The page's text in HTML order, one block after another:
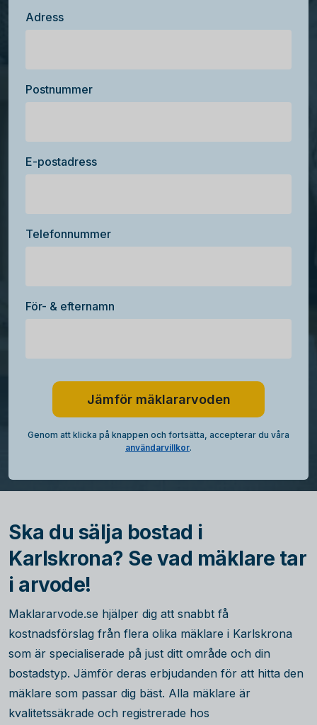
Adress
Postnummer
E-postadress
Telefonnummer
För- & efternamn
Jämför mäklararvoden
Genom att klicka på knappen och fortsätta, accepterar du våra
användarvillkor.
Ska du sälja bostad i
Karlskrona? Se vad mäklare tar
i arvode!
Maklararvode.se hjälper dig att snabbt få
kostnadsförslag från flera olika mäklare i Karlskrona
som är specialiserade på just ditt område och din
bostadstyp. Jämför deras erbjudanden för att hitta den
mäklare som passar dig bäst. Alla mäklare är
kvalitetssäkrade och registrerade hos